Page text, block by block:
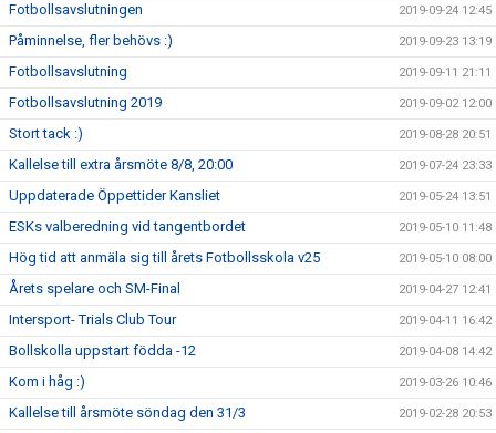
Fotbollsavslutningen 2019-09-24 12:45
Påminnelse, fler behövs :) 2019-09-23 13:19
Fotbollsavslutning 2019-09-11 21:11
Fotbollsavslutning 2019 2019-09-02 12:00
Stort tack :) 2019-08-28 20:51
Kallelse till extra årsmöte 8/8, 20:00 2019-07-24 23:33
Uppdaterade Öppettider Kansliet 2019-05-24 13:51
ESKs valberedning vid tangentbordet 2019-05-10 11:48
Hög tid att anmäla sig till årets Fotbollsskola v25 2019-05-10 08:00
Årets spelare och SM-Final 2019-04-27 12:41
Intersport- Trials Club Tour 2019-04-11 16:42
Bollskolla uppstart födda -12 2019-04-08 14:42
Kom i håg :) 2019-03-26 10:46
Kallelse till årsmöte söndag den 31/3 2019-02-28 20:53